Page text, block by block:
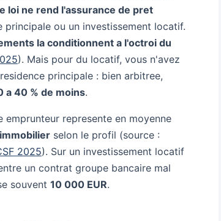
loi ne rend l'assurance de pret
principale ou un investissement locatif.
la conditionnent a l'octroi du
). Mais pour du locatif, vous n'avez
principale : bien arbitree,
a 40 % de moins.
emprunteur represente en moyenne
selon le profil (source :
2025). Sur un investissement locatif
un contrat groupe bancaire mal
souvent 10 000 EUR.